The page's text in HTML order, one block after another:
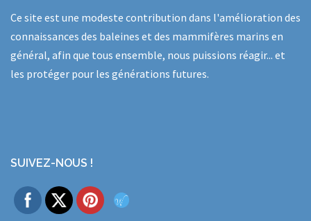
Ce site est une modeste contribution dans l'amélioration des
connaissances des baleines et des mammifères marins en
général, afin que tous ensemble, nous puissions réagir... et
les protéger pour les générations futures.
SUIVEZ-NOUS !